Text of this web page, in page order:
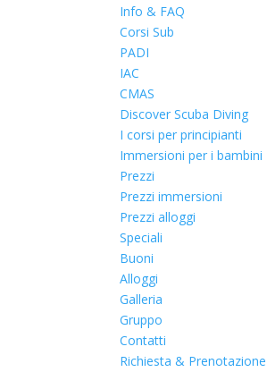
Info & FAQ
Corsi Sub
PADI
IAC
CMAS
Discover Scuba Diving
I corsi per principianti
Immersioni per i bambini
Prezzi
Prezzi immersioni
Prezzi alloggi
Speciali
Buoni
Alloggi
Galleria
Gruppo
Contatti
Richiesta & Prenotazione